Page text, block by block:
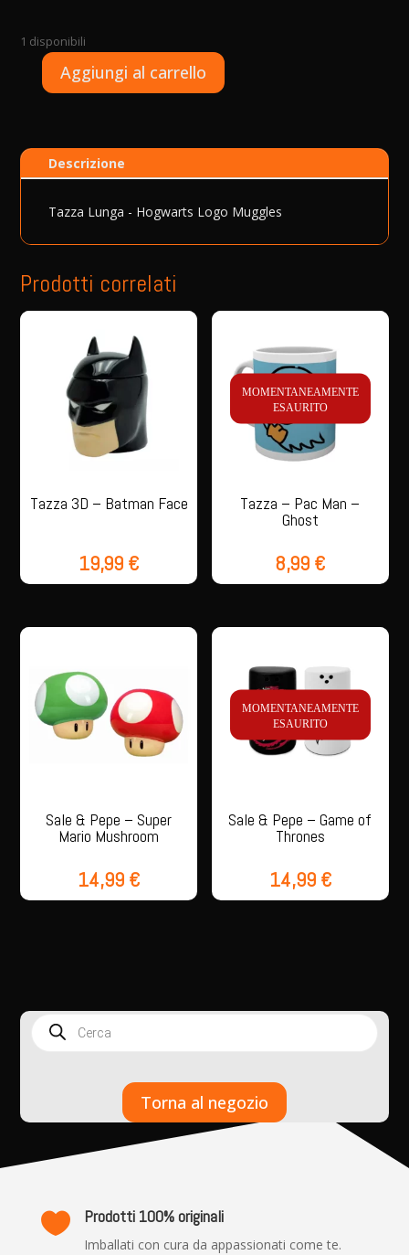
1 disponibili
Tazza
Hogwarts
Logo
quantità
Aggiungi al carrello
r
t
Descrizione
Tazza Lunga - Hogwarts Logo Muggles
Prodotti correlati
Tazza 3D – Batman Face
19,99 €
MOMENTANEAMENTE
ESAURITO
Tazza – Pac Man –
Ghost
8,99 €
Sale & Pepe – Super
Mario Mushroom
14,99 €
MOMENTANEAMENTE
ESAURITO
Sale & Pepe – Game of
Thrones
14,99 €
search
Torna al negozio
 Prodotti 100% originali
Imballati con cura da appassionati come te.